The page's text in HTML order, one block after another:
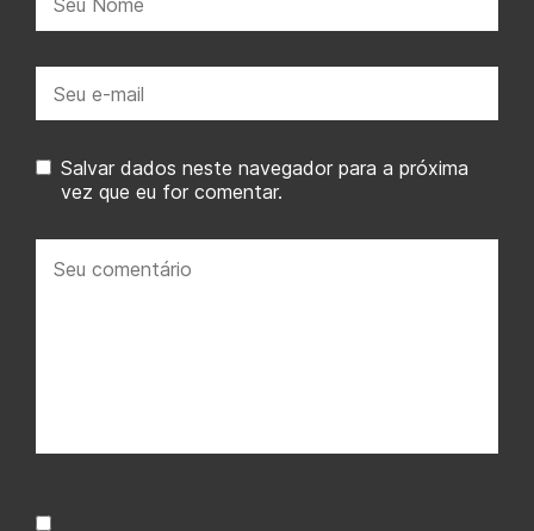
mail:
Salvar dados neste navegador para a próxima
vez que eu for comentar.
comentário: